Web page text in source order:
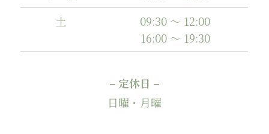
土
09:30 ～ 12:00
16:00 ～ 19:30
– 定休日 –
日曜・月曜